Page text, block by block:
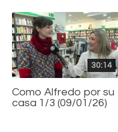
30:14
Como Alfredo por su
casa 1/3 (09/01/26)